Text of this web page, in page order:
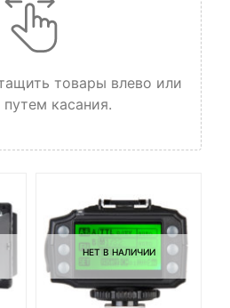
товары влево или
путем касания.
НЕТ В НАЛИЧИИ